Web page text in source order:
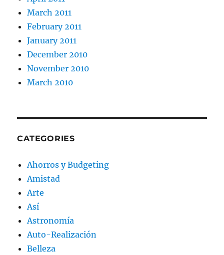
March 2011
February 2011
January 2011
December 2010
November 2010
March 2010
CATEGORIES
Ahorros y Budgeting
Amistad
Arte
Así
Astronomía
Auto-Realización
Belleza